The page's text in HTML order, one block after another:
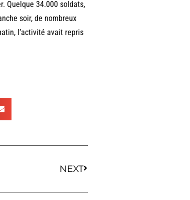
Quelque 34.000 soldats,
soir, de nombreux
l’activité avait repris
NEXT